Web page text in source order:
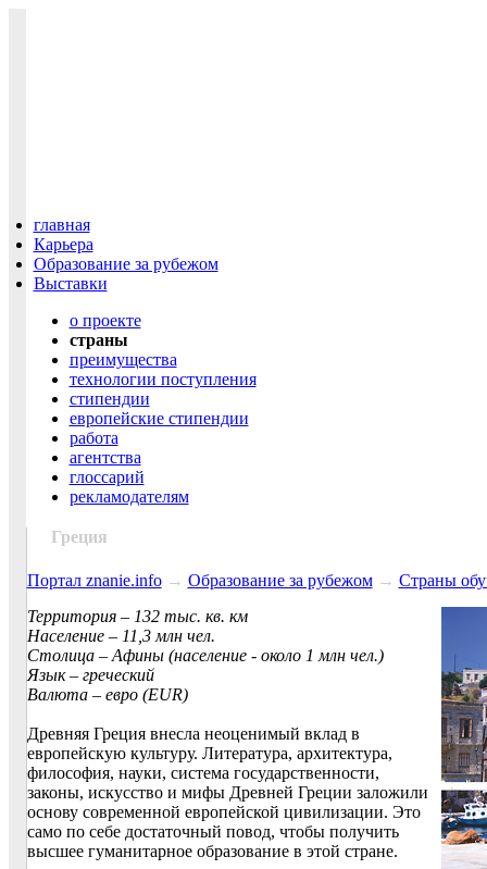
главная
Карьера
Образование за рубежом
Выставки
о проекте
cтраны
преимущества
технологии поступления
cтипендии
европейские стипендии
работа
агентства
глоссарий
рекламодателям
Греция
Портал znanie.info→ Образование за рубежом→ Страны
Территория – 132 тыс. кв. км
Население – 11,3 млн чел.
Столица – Афины (население - около 1 млн чел.)
Язык – греческий
Валюта – евро (EUR)
Древняя Греция внесла неоценимый вклад в
европейскую культуру. Литература, архитектура,
философия, науки, система государственности,
законы, искусство и мифы Древней Греции заложили
основу современной европейской цивилизации. Это
само по себе достаточный повод, чтобы получить
высшее гуманитарное образование в этой стране.